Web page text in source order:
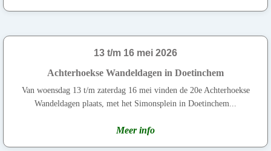
13 t/m 16 mei 2026
Achterhoekse Wandeldagen in Doetinchem
Van woensdag 13 t/m zaterdag 16 mei vinden de 20e Achterhoekse
Wandeldagen plaats, met het Simonsplein in Doetinchem...
Meer info